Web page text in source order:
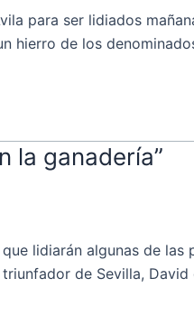
para ser lidiados
hierro de los
la ganadería”
lidiarán algunas de las
de Sevilla, David